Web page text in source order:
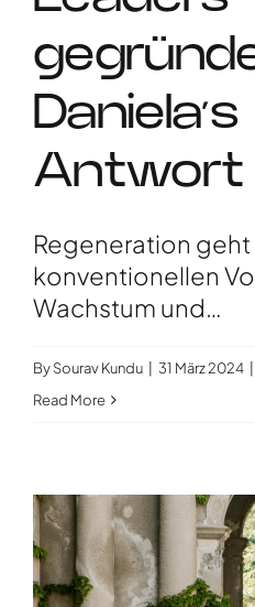
Daniela’s
Antwort
Regeneration
konventionellen
Wachstum und…
BySourav Kundu 31 März 2024
Read More